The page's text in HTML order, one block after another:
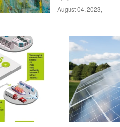
August 04, 2023,